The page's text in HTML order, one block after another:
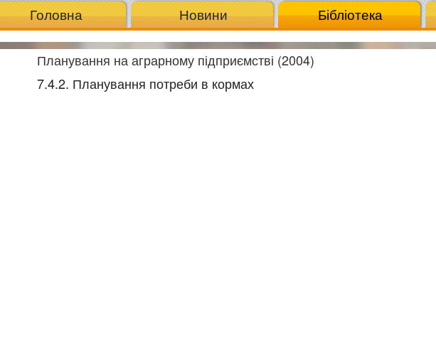
Головна Новини Бібліотека
Планування на аграрному підприємстві (2004)
7.4.2. Планування потреби в кормах